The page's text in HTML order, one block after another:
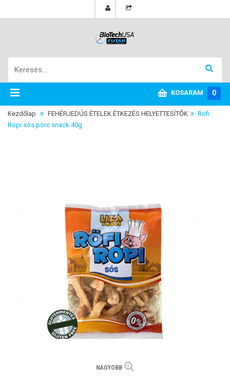
KOSARAM 0
Kezdőlap FEHÉRJEDÚS ÉTELEK ÉTKEZÉS HELYETTESÍTŐK
Röfi
Ropi sós pörc snack 40g
NAGYOBB